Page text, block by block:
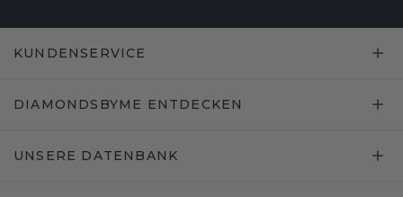
KUNDENSERVICE
DIAMONDSBYME ENTDECKEN
UNSERE DATENBANK